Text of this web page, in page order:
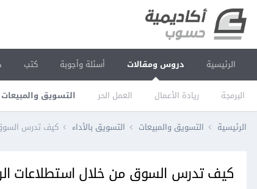
الرئيسية دروس ومقالات
البرمجة ريادة الأعمال العمل الحر التسويق والمبيعات
أسئلة وأجوبة كتب
الرئيسية التسويق والمبيعات التسويق بالأداء كيف تدرس
كيف تدرس السوق من خلال استطلاعات